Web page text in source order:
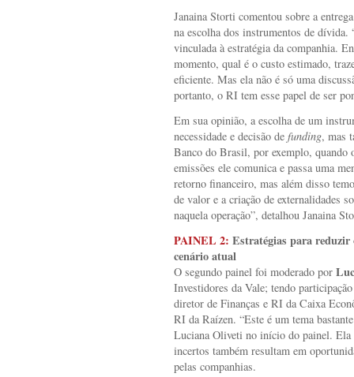
Janaina Storti comentou sobre a
na escolha dos instrumentos de
vinculada à estratégia da companhia.
momento, qual é o custo estimado,
eficiente. Mas ela não é só uma
portanto, o RI tem esse papel de ser
Em sua opinião, a escolha de um
necessidade e decisão de funding, mas
Banco do Brasil, por exemplo, quando
emissões ele comunica e passa uma
retorno financeiro, mas além disso
de valor e a criação de externalidades
naquela operação”, detalhou Janaina
PAINEL 2: Estratégias para reduzir
cenário atual
O segundo painel foi moderado por
Investidores da Vale; tendo
diretor de Finanças e RI da Caixa
RI da Raízen. “Este é um tema
Luciana Oliveti no início do painel. Ela
incertos também resultam em
pelas companhias.